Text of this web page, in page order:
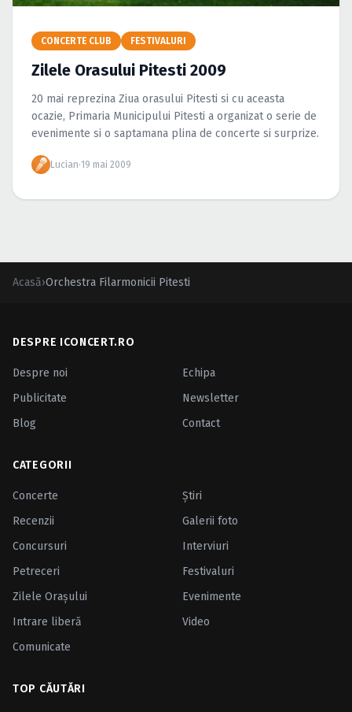
Caută în site...
CONCERTE CLUB FESTIVALURI
Zilele Orasului Pitesti 2009
20 mai reprezina Ziua orasului Pitesti si cu aceasta
ocazie, Primaria Municipului Pitesti a organizat o serie de
evenimente si o saptamana plina de concerte si surprize.
Lucian·19 mai 2009
Acasă›Orchestra Filarmonicii Pitesti
DESPRE ICONCERT.RO
Despre noi
Echipa
Publicitate
Newsletter
Blog
Contact
CATEGORII
Concerte
Ştiri
Recenzii
Galerii foto
Concursuri
Interviuri
Petreceri
Festivaluri
Zilele Oraşului
Evenimente
Intrare liberă
Video
Comunicate
TOP CĂUTĂRI